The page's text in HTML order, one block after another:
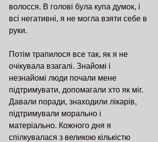
волосся. В голові була купа думок, і
всі негативні, я не могла взяти себе в
руки.
Потім трапилося все так, як я не
очікувала взагалі. Знайомі і
незнайомі люди почали мене
підтримувати, допомагали хто як міг.
Давали поради, знаходили лікарів,
підтримували морально і
матеріально. Кожного дня я
спілкувалася з великою кількістю